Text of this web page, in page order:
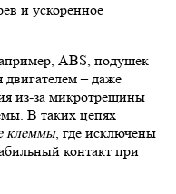
и ускоренное
ABS, подушек
двигателем – даже
из-за микротрещины
В таких цепях
клеммы, где исключены
контакт при